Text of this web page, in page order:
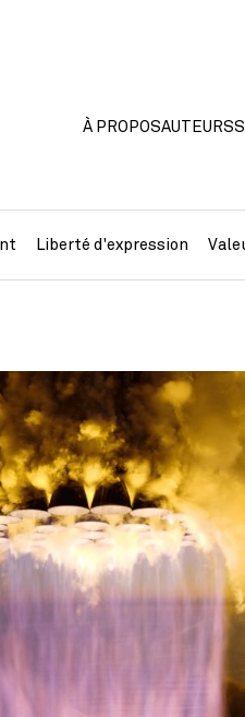
À PROPOSAUTEURS
Liberté d'expression